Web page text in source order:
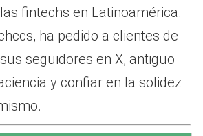
fintechs en Latinoamérica.
ha pedido a clientes de
seguidores en X, antiguo
y confiar en la solidez